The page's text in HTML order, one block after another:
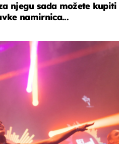
njegu sada možete kupiti
namirnica...